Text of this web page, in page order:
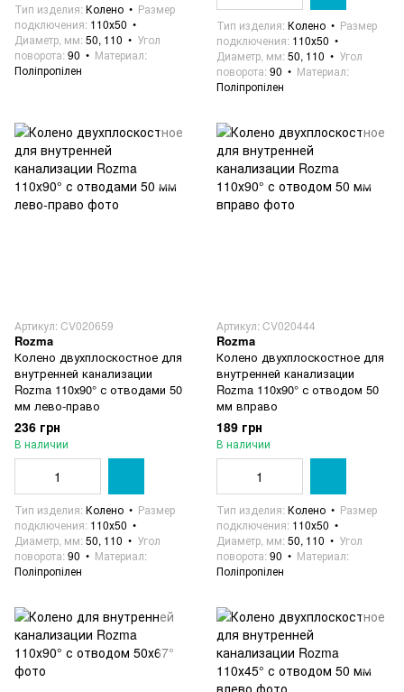
Тип изделия Колено
Размер
подключения 110х50
Диаметр, мм 50, 110
Угол
поворота 90
Материал
Поліпропілен
Тип изделия Колено
Размер
подключения 110х50
Диаметр, мм 50, 110
Угол
поворота 90
Материал
Поліпропілен
Артикул: CV020659
Rozma
Колено двухплоскостное для
внутренней канализации
Rozma 110х90° с отводами 50
мм лево-право
236 грн
В наличии
Тип изделия Колено
Размер
подключения 110х50
Диаметр, мм 50, 110
Угол
поворота 90
Материал
Поліпропілен
Артикул: CV020444
Rozma
Колено двухплоскостное для
внутренней канализации
Rozma 110х90° с отводом 50
мм вправо
189 грн
В наличии
Тип изделия Колено
Размер
подключения 110х50
Диаметр, мм 50, 110
Угол
поворота 90
Материал
Поліпропілен